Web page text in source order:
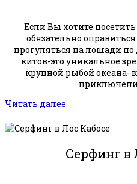
Если Вы хотите посетить
обязательно
прогуляться на лошади
китов-это уникальное
крупной рыбой океана-
Читать далее
Серфинг в